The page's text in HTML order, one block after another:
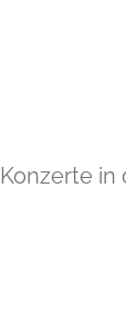
Konzerte in